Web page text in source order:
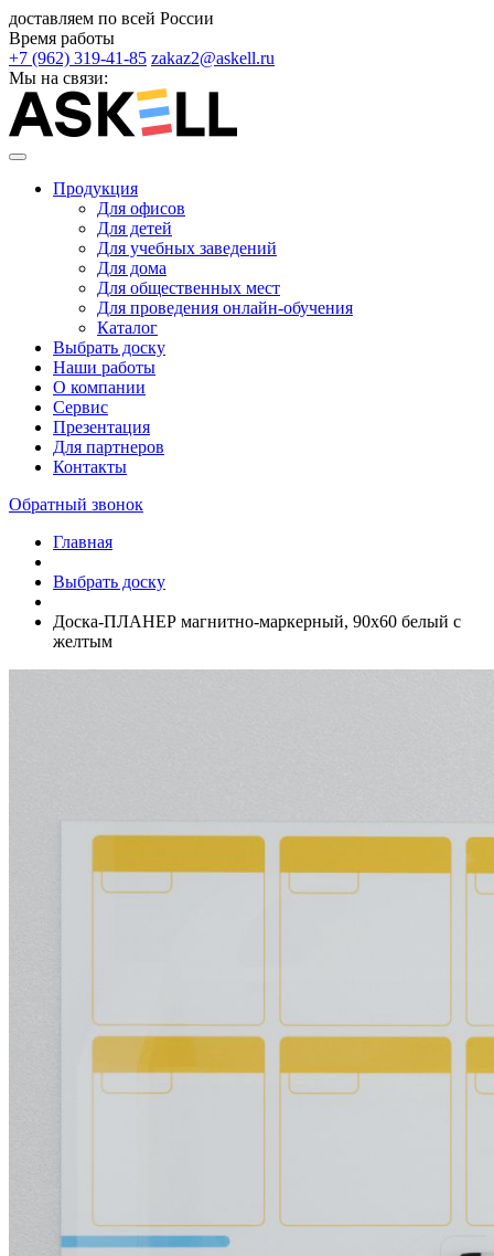
доставляем по всей России
Время работы
+7 (962) 319-41-85 zakaz2@askell.ru
Мы на связи:
Продукция
Для офисов
Для детей
Для учебных заведений
Для дома
Для общественных мест
Для проведения онлайн-обучения
Каталог
Выбрать доску
Наши работы
О компании
Сервис
Презентация
Для партнеров
Контакты
Обратный звонок
Главная
Выбрать доску
Доска-ПЛАНЕР магнитно-маркерный, 90х60 белый с
желтым